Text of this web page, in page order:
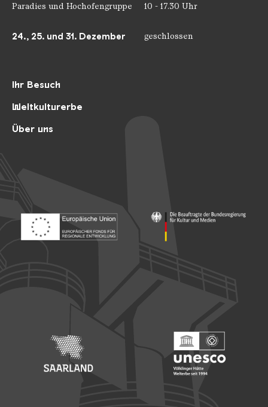
Ihr Besuch
Weltkulturerbe
Über uns
Paradies und Hochofengruppe 10 - 17.30 Uhr
24., 25. und 31. Dezember geschlossen